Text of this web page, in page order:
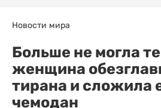
Новости мира
Больше не могла
женщина
тирана и сложила
чемодан